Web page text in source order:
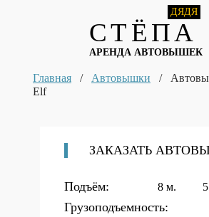
СТЁПА
АРЕНДА АВТОВЫШЕК
ДЯДЯ
Главная / Автовышки /
Elf
ЗАКАЗАТЬ
Подъём: 8 м.
Грузоподъемность: